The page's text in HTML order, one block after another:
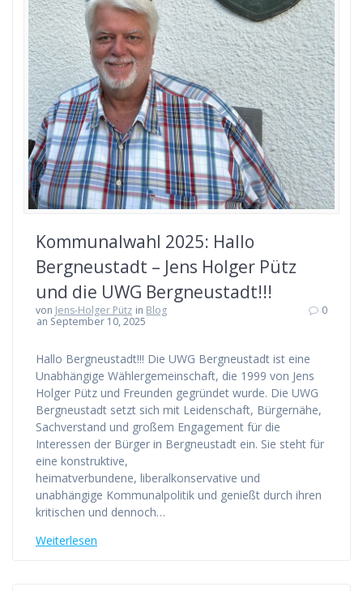
Kommunalwahl 2025: Hallo
Bergneustadt – Jens Holger Pütz
und die UWG Bergneustadt!!!
von Jens-Holger Pütz in Blog
an September 10, 2025
0
Hallo Bergneustadt!!! Die UWG Bergneustadt ist eine
Unabhängige Wählergemeinschaft, die 1999 von Jens
Holger Pütz und Freunden gegründet wurde. Die UWG
Bergneustadt setzt sich mit Leidenschaft, Bürgernähe,
Sachverstand und großem Engagement für die
Interessen der Bürger in Bergneustadt ein. Sie steht für
eine konstruktive,
heimatverbundene, liberalkonservative und
unabhängige Kommunalpolitik und genießt durch ihren
kritischen und dennoch…
Weiterlesen